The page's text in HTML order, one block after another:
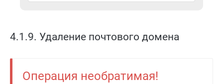
4.1.9. Удаление почтового домена
Операция необратимая!